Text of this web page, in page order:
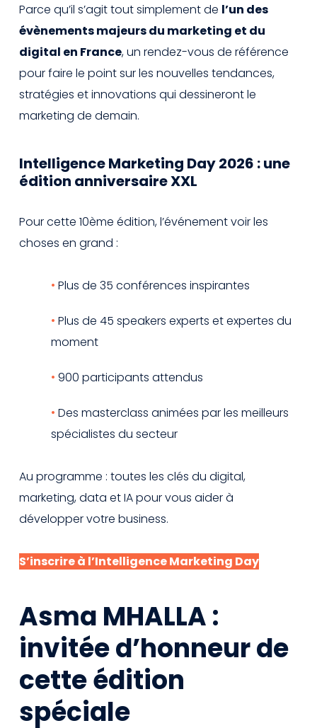
Parce qu’il s’agit tout simplement de l’un des
évènements majeurs du marketing et du
digital en France, un rendez-vous de référence
pour faire le point sur les nouvelles tendances,
stratégies et innovations qui dessineront le
marketing de demain.
Intelligence Marketing Day 2026 : une
édition anniversaire XXL
Pour cette 10ème édition, l’événement voir les
choses en grand :
Plus de 35 conférences inspirantes
Plus de 45 speakers experts et expertes du
moment
900 participants attendus
Des masterclass animées par les meilleurs
spécialistes du secteur
Au programme : toutes les clés du digital,
marketing, data et IA pour vous aider à
développer votre business.
S’inscrire à l’Intelligence Marketing Day
Asma MHALLA :
invitée d’honneur de
cette édition
spéciale